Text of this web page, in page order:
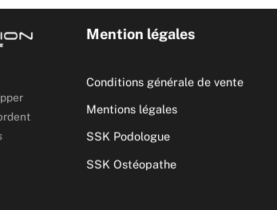
Mention légales
Conditions générale de vente
Mentions légales
SSK Podologue
SSK Ostéopathe